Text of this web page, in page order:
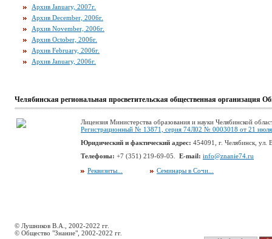
Архив January, 2007г.
Архив December, 2006г.
Архив November, 2006г.
Архив October, 2006г.
Архив February, 2006г.
Архив January, 2006г.
Челябинская региональная просветительская общественная организация
Лицензия Министерства образования и науки Челябинской
Регистрационный № 13871, серия 74Л02 № 0003018 от 21
Юридический и фактический адрес: 454091, г. Челябинск, ул.
Телефоны: +7 (351) 219-69-05. E-mail: info@znanie74.ru
Реквизиты...
Семинары в Сочи...
© Лушников В.А., 2002-2022 гг.
© Общество "Знание", 2002-2022 гг.